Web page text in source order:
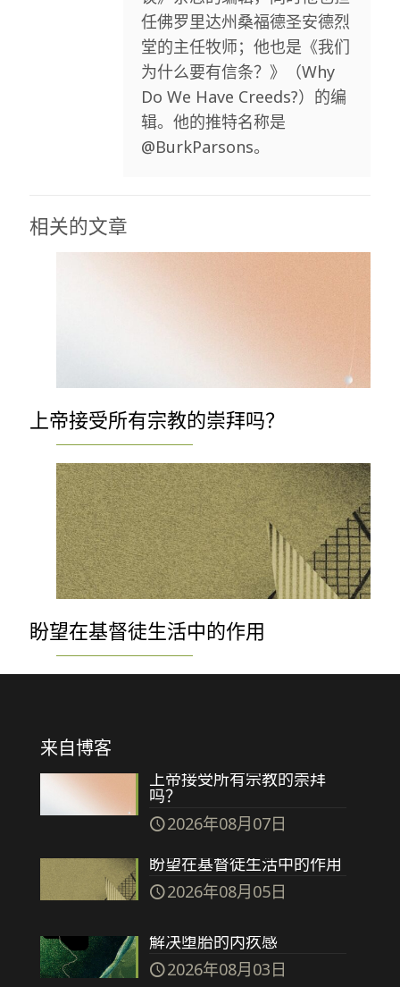
任佛罗里达州桑福德圣安德烈
堂的主任牧师；他也是《我们
为什么要有信条？》（Why
Do We Have Creeds?）的编
辑。他的推特名称是
@BurkParsons。
相关的文章
上帝接受所有宗教的崇拜吗？
盼望在基督徒生活中的作用
来自博客
上帝接受所有宗教的崇拜
吗？
2026年08月07日
盼望在基督徒生活中的作用
2026年08月05日
解决堕胎的内疚感
2026年08月03日